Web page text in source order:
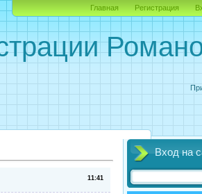
Главная Регистрация
11:41
Вход на